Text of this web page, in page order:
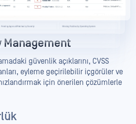
güvenlik açıklarını, CVSS
eyleme geçirilebilir içgörüler ve
için önerilen çözümlerle